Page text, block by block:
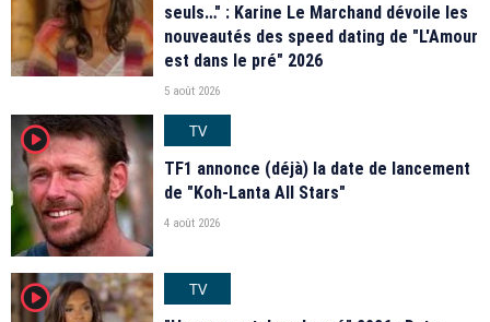
seuls…" : Karine Le Marchand dévoile les
nouveautés des speed dating de "L'Amour
est dans le pré" 2026
5 août 2026
player2
TV
TF1 annonce (déjà) la date de lancement
de "Koh-Lanta All Stars"
4 août 2026
player2
TV